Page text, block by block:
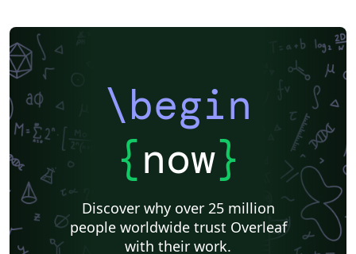
\begin
{now}
Discover why over 25 million
people worldwide trust Overleaf
with their work.